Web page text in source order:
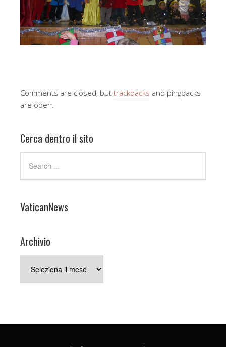
Comments are closed, but trackbacks and pingbacks
are open.
Cerca dentro il sito
VaticanNews
Archivio